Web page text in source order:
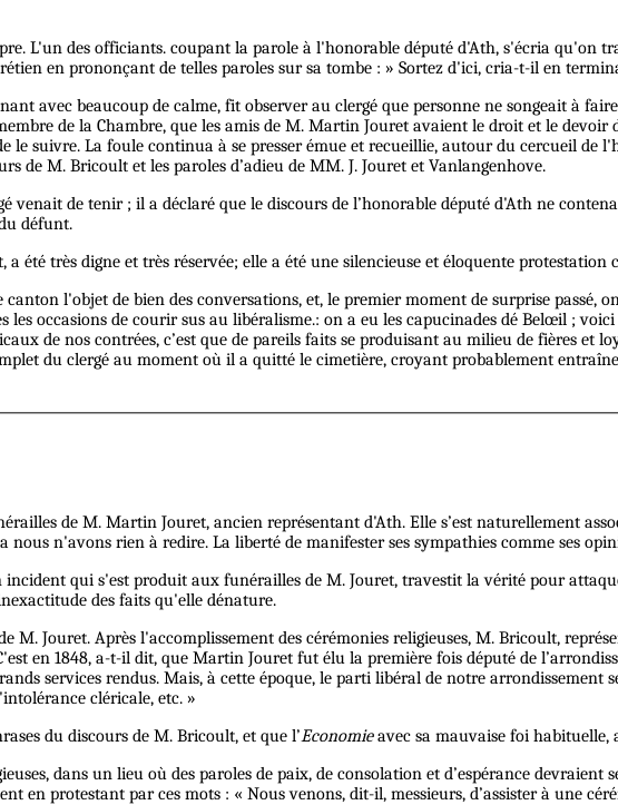
L'un des officiants. coupant la parole à l'honorable député d'Ath, s'écria qu'on
en prononçant de telles paroles sur sa tombe : » Sortez d'ici, cria-t-il en
avec beaucoup de calme, fit observer au clergé que personne ne songeait à
de la Chambre, que les amis de M. Martin Jouret avaient le droit et le
le suivre. La foule continua à se presser émue et recueillie, autour du cercueil
de M. Bricoult et les paroles d’adieu de MM. J. Jouret et Vanlangenhove.
venait de tenir ; il a déclaré que le discours de l’honorable député d'Ath ne
défunt.
été très digne et très réservée; elle a été une silencieuse et éloquente
l'objet de bien des conversations, et, le premier moment de surprise passé,
les occasions de courir sus au libéralisme.: on a eu les capucinades dé Belœil ;
de nos contrées, c’est que de pareils faits se produisant au milieu de fières et
du clergé au moment où il a quitté le cimetière, croyant probablement
de M. Martin Jouret, ancien représentant d'Ath. Elle s’est naturellement
n'avons rien à redire. La liberté de manifester ses sympathies comme ses
incident qui s'est produit aux funérailles de M. Jouret, travestit la vérité pour
des faits qu'elle dénature.
M. Jouret. Après l'accomplissement des cérémonies religieuses, M. Bricoult,
en 1848, a-t-il dit, que Martin Jouret fut élu la première fois député de
services rendus. Mais, à cette époque, le parti libéral de notre
cléricale, etc. »
du discours de M. Bricoult, et que l’Economieavec sa mauvaise foi habituelle,
dans un lieu où des paroles de paix, de consolation et d’espérance
en protestant par ces mots : « Nous venons, dit-il, messieurs, d’assister à une